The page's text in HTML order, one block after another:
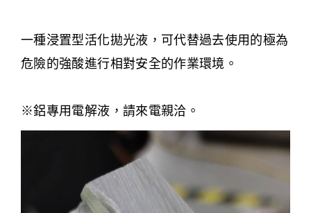
一種浸置型活化拋光液，可代替過去使用的極為
危險的強酸進行相對安全的作業環境。
※鋁專用電解液，請來電親洽。